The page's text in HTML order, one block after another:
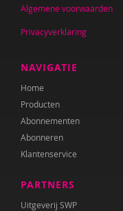
Algemene voorwaarden
Privacyverklaring
NAVIGATIE
Home
Producten
Abonnementen
Abonneren
Klantenservice
PARTNERS
Uitgeverij SWP